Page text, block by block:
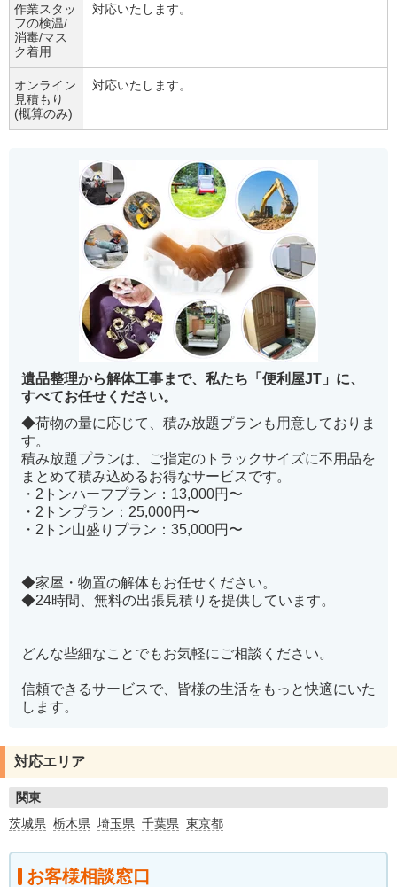
作業スタッ
フの検温/
消毒/マス
ク着用
対応いたします。
オンライン
見積もり
(概算のみ)
対応いたします。
遺品整理から解体工事まで、私たち「便利屋JT」に、
すべてお任せください。
◆荷物の量に応じて、積み放題プランも用意しておりま
す。
積み放題プランは、ご指定のトラックサイズに不用品を
まとめて積み込めるお得なサービスです。
・2トンハーフプラン：13,000円〜
・2トンプラン：25,000円〜
・2トン山盛りプラン：35,000円〜
◆家屋・物置の解体もお任せください。
◆24時間、無料の出張見積りを提供しています。
どんな些細なことでもお気軽にご相談ください。
信頼できるサービスで、皆様の生活をもっと快適にいた
します。
対応エリア
関東
茨城県 栃木県 埼玉県 千葉県 東京都
お客様相談窓口